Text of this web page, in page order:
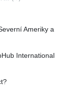
Ameriky a
International